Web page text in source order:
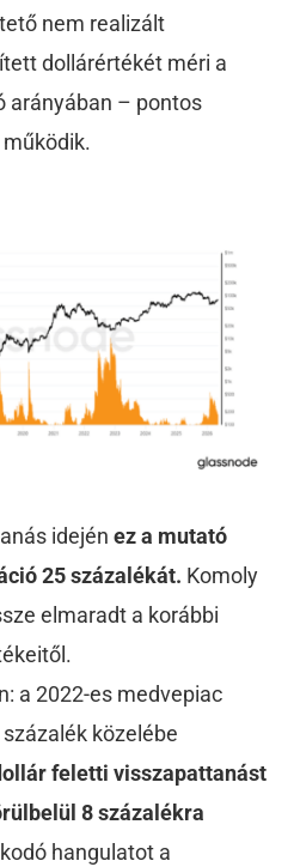
nem realizált
dollárértékét méri a
arányában – pontos
idején ez a mutató
25 százalékát. Komoly
elmaradt a korábbi
a 2022-es medvepiac
közelébe
feletti visszapattanást
8 százalékra
hangulatot a